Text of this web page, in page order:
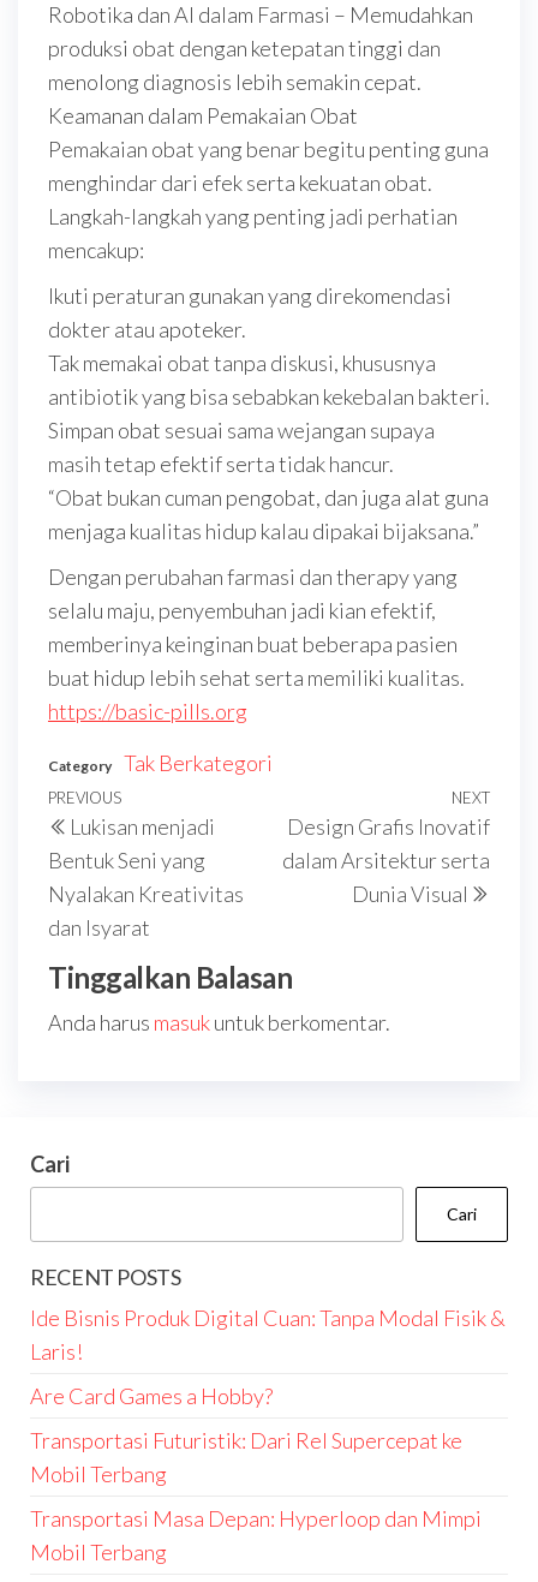
Robotika dan AI dalam Farmasi – Memudahkan
produksi obat dengan ketepatan tinggi dan
menolong diagnosis lebih semakin cepat.
Keamanan dalam Pemakaian Obat
Pemakaian obat yang benar begitu penting guna
menghindar dari efek serta kekuatan obat.
Langkah-langkah yang penting jadi perhatian
mencakup:
Ikuti peraturan gunakan yang direkomendasi
dokter atau apoteker.
Tak memakai obat tanpa diskusi, khususnya
antibiotik yang bisa sebabkan kekebalan bakteri.
Simpan obat sesuai sama wejangan supaya
masih tetap efektif serta tidak hancur.
“Obat bukan cuman pengobat, dan juga alat guna
menjaga kualitas hidup kalau dipakai bijaksana.”
Dengan perubahan farmasi dan therapy yang
selalu maju, penyembuhan jadi kian efektif,
memberinya keinginan buat beberapa pasien
buat hidup lebih sehat serta memiliki kualitas.
https://basic-pills.org
Category Tak Berkategori
Navigasi
pos
Previous
Post
PREVIOUS
Lukisan menjadi
Bentuk Seni yang
Nyalakan Kreativitas
dan Isyarat
Next
NEXT
Design Grafis Inovatif
dalam Arsitektur serta
Dunia Visual
Tinggalkan Balasan
Anda harus masukuntuk berkomentar.
Cari
Cari
RECENT POSTS
Ide Bisnis Produk Digital Cuan: Tanpa Modal Fisik &
Laris!
Are Card Games a Hobby?
Transportasi Futuristik: Dari Rel Supercepat ke
Mobil Terbang
Transportasi Masa Depan: Hyperloop dan Mimpi
Mobil Terbang